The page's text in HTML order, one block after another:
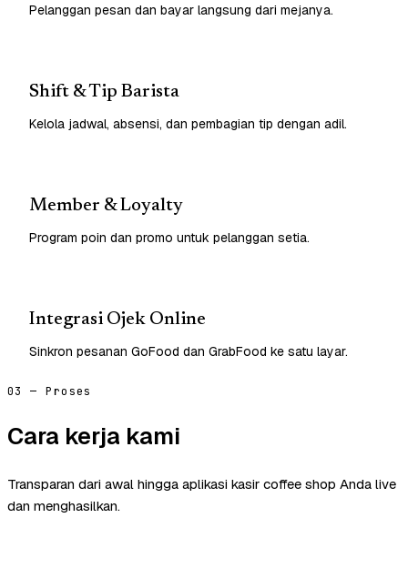
Pelanggan pesan dan bayar langsung dari mejanya.
Shift & Tip Barista
Kelola jadwal, absensi, dan pembagian tip dengan adil.
Member & Loyalty
Program poin dan promo untuk pelanggan setia.
Integrasi Ojek Online
Sinkron pesanan GoFood dan GrabFood ke satu layar.
03 — Proses
Cara kerja kami
Transparan dari awal hingga aplikasi kasir coffee shop Anda live
dan menghasilkan.